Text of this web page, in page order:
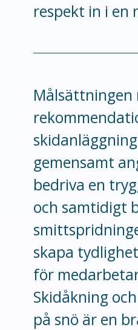
respekt in i en
Målsättningen
gemensamt
bedriva en
och samtidigt
skapa
för
Skidåkning
på snö är en